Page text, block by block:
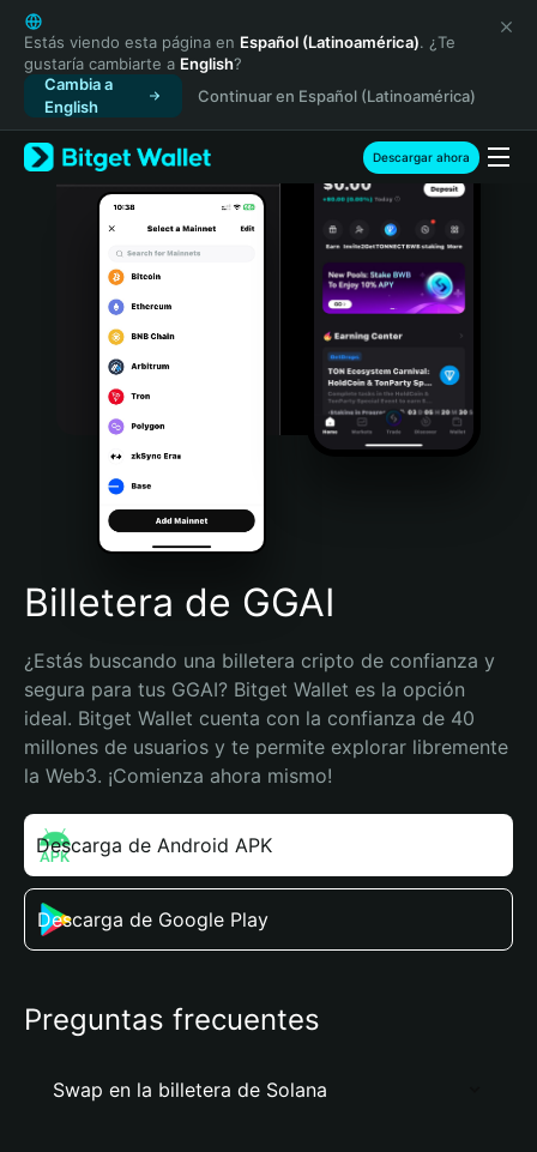
English
日本語
Tiếng Việt
Русский
Español (Latinoamérica)
Türkçe
Italiano
Português (Portugal)
Bahasa Indonesia
Português (Brasil)
Español (Argentina)
Estás viendo esta página en Español (Latinoamérica). ¿Te
gustaría cambiarte a English?
Cambia a
English
Continuar en Español (Latinoamérica)
Descargar ahora
Billetera de GGAI
¿Estás buscando una billetera cripto de confianza y
segura para tus GGAI? Bitget Wallet es la opción
ideal. Bitget Wallet cuenta con la confianza de 40
millones de usuarios y te permite explorar libremente
la Web3. ¡Comienza ahora mismo!
Descarga de Android APK
Descarga de Google Play
Preguntas frecuentes
Swap en la billetera de Solana